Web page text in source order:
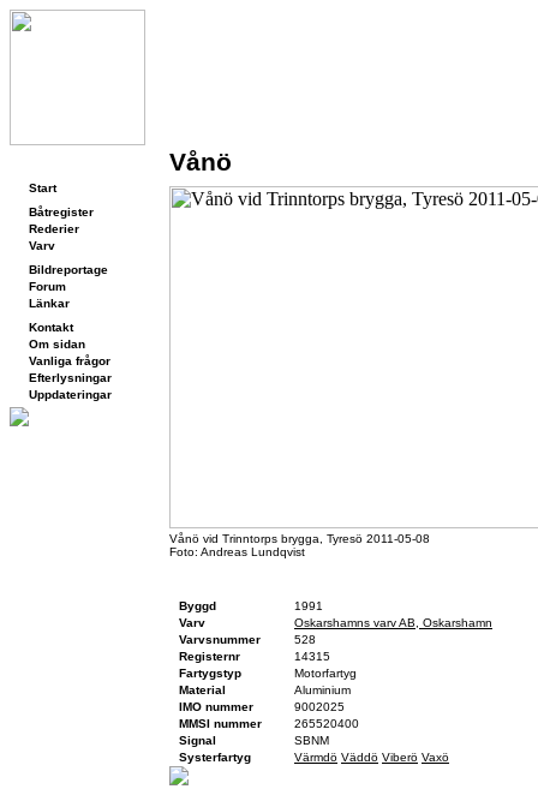
Start
Båtregister
Rederier
Varv
Bildreportage
Forum
Länkar
Kontakt
Om sidan
Vanliga frågor
Efterlysningar
Uppdateringar
Vånö
Vånö vid Trinntorps brygga, Tyresö 2011-05-08
Foto: Andreas Lundqvist
Byggd
1991
Varv
Oskarshamns varv AB, Oskarshamn
Varvsnummer
528
Registernr
14315
Fartygstyp
Motorfartyg
Material
Aluminium
IMO nummer
9002025
MMSI nummer
265520400
Signal
SBNM
Systerfartyg
Värmdö Väddö Viberö Vaxö